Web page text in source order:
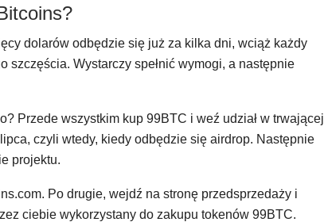
dolarów odbędzie się już za kilka dni, wciąż każdy
szczęścia. Wystarczy spełnić wymogi, a następnie
Przede wszystkim kup 99BTC i weź udział w trwającej
czyli wtedy, kiedy odbędzie się airdrop. Następnie
projektu.
Po drugie, wejdź na stronę przedsprzedaży i
ciebie wykorzystany do zakupu tokenów 99BTC.